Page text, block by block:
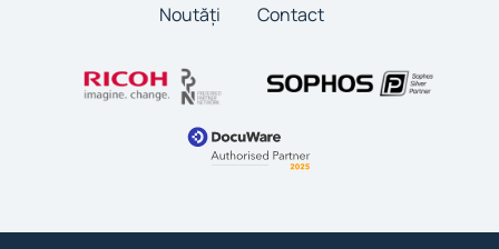
Noutăți
Contact